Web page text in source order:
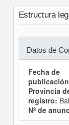
Estructura
Datos de
Fecha de
Provincia
registro:
Nº de